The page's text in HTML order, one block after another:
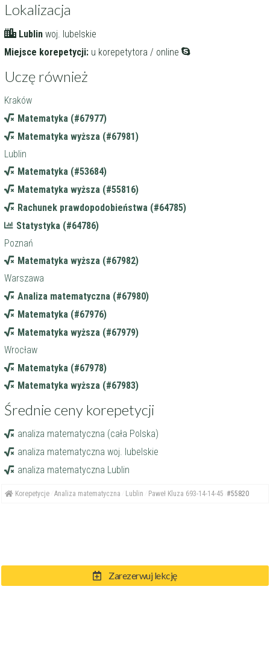
Zarezerwuj lekcję
Lokalizacja
Lublin woj. lubelskie
Miejsce korepetycji: u korepetytora / online
Uczę również
Kraków
Matematyka (#67977)
Matematyka wyższa (#67981)
Lublin
Matematyka (#53684)
Matematyka wyższa (#55816)
Rachunek prawdopodobieństwa (#64785)
Statystyka (#64786)
Poznań
Matematyka wyższa (#67982)
Warszawa
Analiza matematyczna (#67980)
Matematyka (#67976)
Matematyka wyższa (#67979)
Wrocław
Matematyka (#67978)
Matematyka wyższa (#67983)
Średnie ceny korepetycji
analiza matematyczna (cała Polska)
analiza matematyczna woj. lubelskie
analiza matematyczna Lublin
Korepetycje Analiza matematyczna Lublin Paweł Kluza 693-14-14-45 #55820